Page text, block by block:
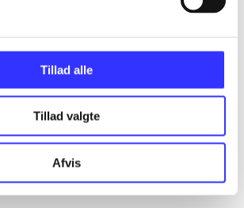
Tillad alle
Tillad valgte
Afvis